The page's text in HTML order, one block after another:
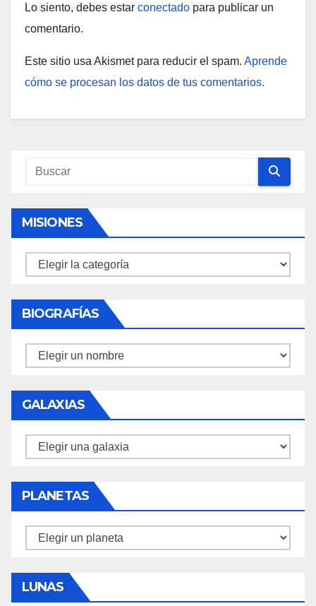
Lo siento, debes estar conectado para publicar un
comentario.
Este sitio usa Akismet para reducir el spam. Aprende
cómo se procesan los datos de tus comentarios.
MISIONES
Misiones
BIOGRAFÍAS
Biografías
GALAXIAS
Galaxias
PLANETAS
Planetas
LUNAS